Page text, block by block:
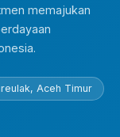
memajukan
Aceh Timur